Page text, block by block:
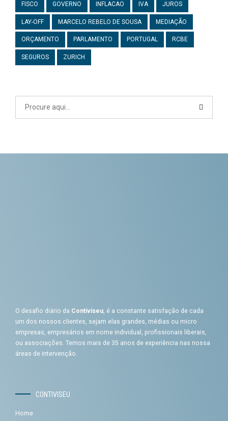
FISCO GOVERNO INFLACAO IVA JUROS
LAY-OFF MARCELO REBELO DE SOUSA MEDIAÇÃO
ORÇAMENTO PARLAMENTO PORTUGAL RCBE
SEGUROS ZURICH
O desafio diário da Contiviseu, é a constante satisfação de cada
um dos nossos clientes, sejam elas grandes, médias ou micro
empresas, empresários em nome individual, profissionais liberais,
ou associações. Temos mais de 35 anos de experiência nas nossa
áreas de intervenção.
CONTIVISEU
Home